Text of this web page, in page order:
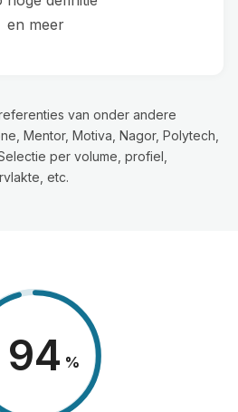
en meer
van onder andere
Mentor, Motiva, Nagor, Polytech,
per volume, profiel,
etc.
98 %